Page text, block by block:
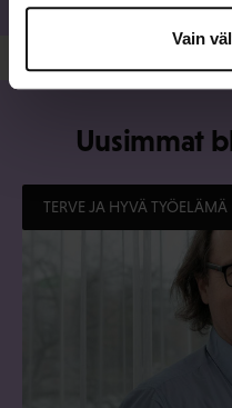
Vain
Jaa
Uusimmat
TERVE JA HYVÄ TYÖELÄMÄ